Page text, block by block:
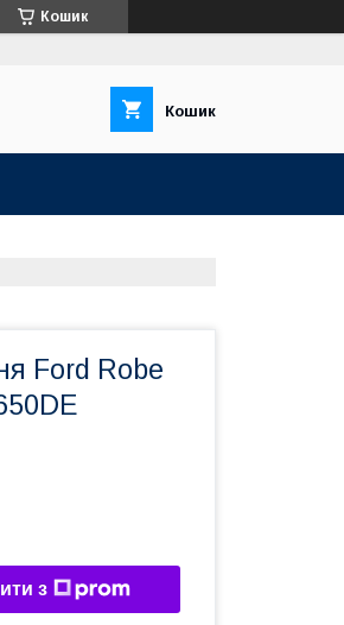
Кошик
Кошик
Ford Robe
з